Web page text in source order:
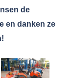
de
en danken ze